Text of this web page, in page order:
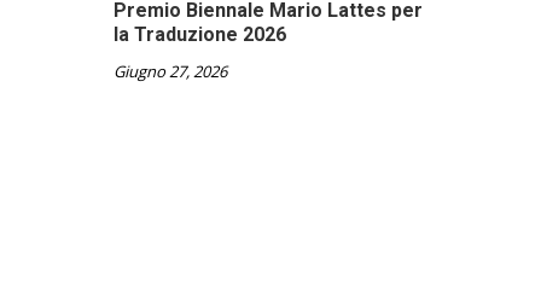
Premio Biennale Mario Lattes per
la Traduzione 2026
Giugno 27, 2026